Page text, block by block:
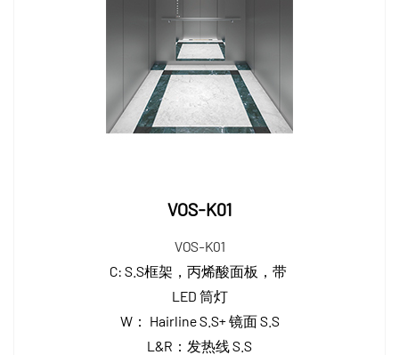
VOS-K01
VOS-K01
C: S.S框架，丙烯酸面板，带
LED 筒灯
W： Hairline S.S+ 镜面 S.S
L&R：发热线 S.S